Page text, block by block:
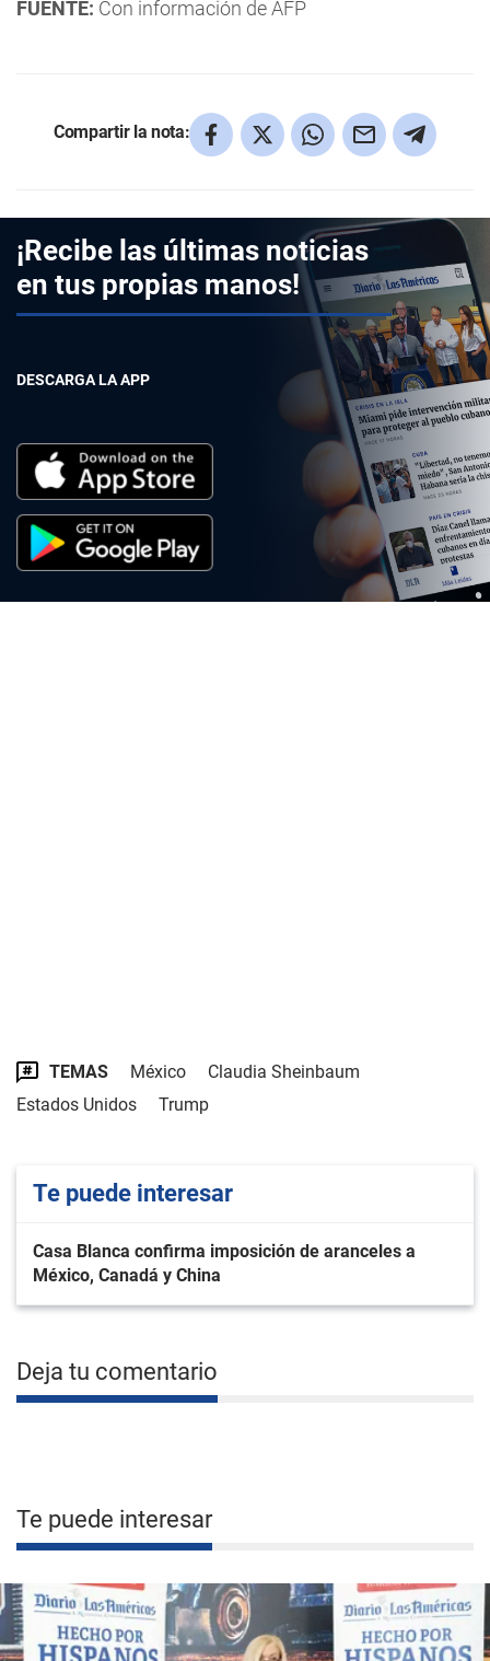
FUENTE: Con información de AFP
Compartir la nota:
¡Recibe las últimas noticias
en tus propias manos!
DESCARGA LA APP
TEMAS México
Claudia Sheinbaum
Estados Unidos
Trump
Te puede interesar
Casa Blanca confirma imposición de aranceles a
México, Canadá y China
Deja tu comentario
Te puede interesar